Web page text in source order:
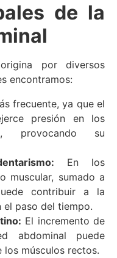
de la
por diversos
encontramos:
frecuente, ya que el
presión en los
provocando su
En los
muscular, sumado a
contribuir a la
el paso del tiempo.
El incremento de
abdominal puede
músculos rectos.